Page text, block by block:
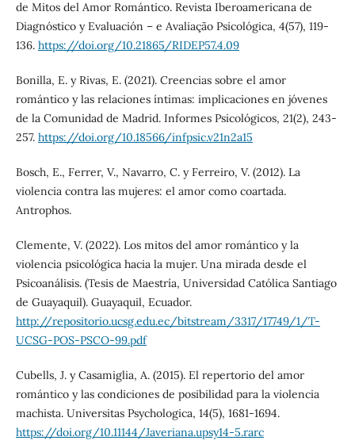
de Mitos del Amor Romántico. Revista Iberoamericana de
Diagnóstico y Evaluación – e Avaliação Psicológica, 4(57), 119-
136. https://doi.org/10.21865/RIDEP57.4.09
Bonilla, E. y Rivas, E. (2021). Creencias sobre el amor
romántico y las relaciones íntimas: implicaciones en jóvenes
de la Comunidad de Madrid. Informes Psicológicos, 21(2), 243-
257. https://doi.org/10.18566/infpsic.v21n2a15
Bosch, E., Ferrer, V., Navarro, C. y Ferreiro, V. (2012). La
violencia contra las mujeres: el amor como coartada.
Antrophos.
Clemente, V. (2022). Los mitos del amor romántico y la
violencia psicológica hacia la mujer. Una mirada desde el
Psicoanálisis. (Tesis de Maestría, Universidad Católica Santiago
de Guayaquil). Guayaquil, Ecuador.
http://repositorio.ucsg.edu.ec/bitstream/3317/17749/1/T-
UCSG-POS-PSCO-99.pdf
Cubells, J. y Casamiglia, A. (2015). El repertorio del amor
romántico y las condiciones de posibilidad para la violencia
machista. Universitas Psychologica, 14(5), 1681-1694.
https://doi.org/10.11144/Javeriana.upsy14-5.rarc